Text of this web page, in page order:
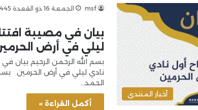
أخبار المنتدى
msf
الجمعة 16 ذو القعدة 1445هـ 24-5-2024م
بيان في مصيبة
ليلي في أرض
بسم الله الرحمن الرحيم بيان
نادي ليلي في أرض الحرمين بسم
الحمد…
أكمل القراءة »